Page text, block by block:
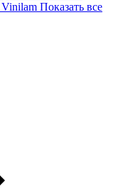
Vinilam Показать все